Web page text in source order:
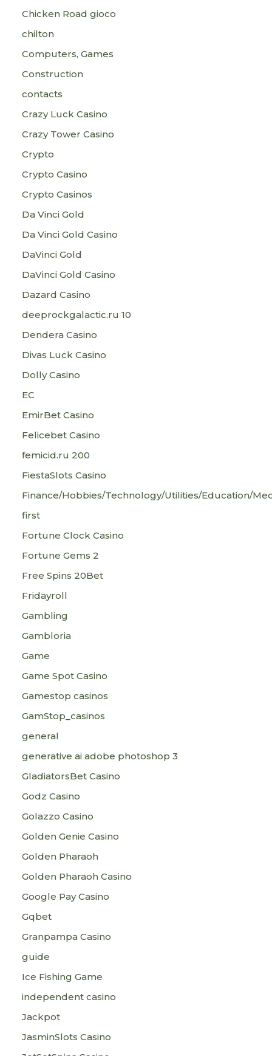
Chicken Road gioco
chilton
Computers, Games
Construction
contacts
Crazy Luck Casino
Crazy Tower Сasino
Crypto
Crypto Casino
Crypto Casinos
Da Vinci Gold
Da Vinci Gold Casino
DaVinci Gold
DaVinci Gold Casino
Dazard Casino
deeprockgalactic.ru 10
Dendera Casino
Divas Luck Casino
Dolly Casino
EC
EmirBet Casino
Felicebet Casino
femicid.ru 200
FiestaSlots Casino
Finance/Hobbies/Technology/Utilities/Education/
first
Fortune Clock Casino
Fortune Gems 2
Free Spins 20Bet
Fridayroll
Gambling
Gambloria
Game
Game Spot Casino
Gamestop casinos
GamStop_casinos
general
generative ai adobe photoshop 3
GladiatorsBet Casino
Godz Casino
Golazzo Casino
Golden Genie Casino
Golden Pharaoh
Golden Pharaoh Casino
Google Pay Casino
Gqbet
Granpampa Casino
guide
Ice Fishing Game
independent casino
Jackpot
JasminSlots Casino